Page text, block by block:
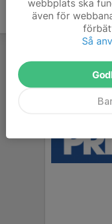
webbplats ska
även för
Så